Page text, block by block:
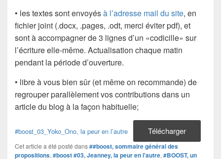
• les textes sont envoyésà l’adresse mail du site, en
fichier joint (.docx, .pages, .odt, merci éviter pdf), et
sont à accompagner de 3 lignes d’un «codicille» sur
l’écriture elle-même. Actualisation chaque matin
pendant la période d’ouverture.
• libre à vous bien sûr (et même on recommande) de
regrouper parallèlement vos contributions dans un
article du blog à la façon habituelle;
#boost_03_Yoko_Ono, la peur en l’autre Télécharger
Cet article a été posté dans##boost, sommaire général des
propositions, #boost #03, Jeanney, la peur en l'autre, #BOOST, un